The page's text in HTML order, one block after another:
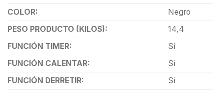
COLOR:
Negro
PESO PRODUCTO (KILOS):
14,4
FUNCIÓN TIMER:
Sí
FUNCIÓN CALENTAR:
Sí
FUNCIÓN DERRETIR:
Sí